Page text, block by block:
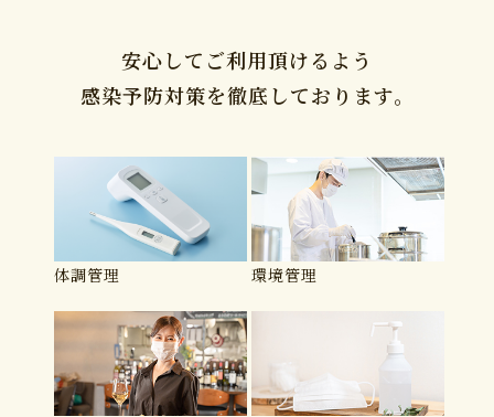
安心してご利用頂けるよう
感染予防対策を徹底しております。
体調管理 環境管理